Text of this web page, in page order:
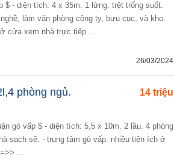
làm văn phòng công ty, bưu cục, và kho.
cửa xem nhà trực tiếp ...
26/03/2024
14 triệu
phòng ngủ.
sạch sẽ. - trung tâm gò vấp. nhiều tiện ích ở
...